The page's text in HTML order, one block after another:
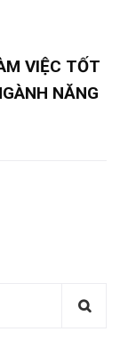
VIỆC TỐT
NĂNG